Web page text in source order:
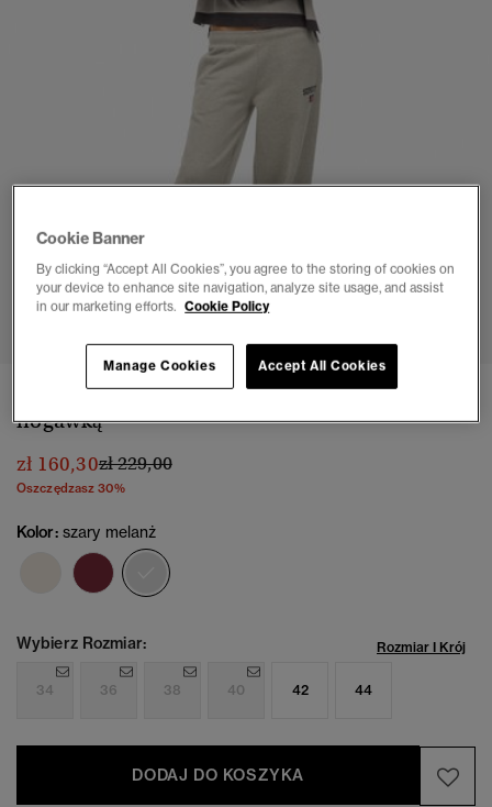
1 2 3
Spodnie dresowe Athletic Essentials z szeroką
nogawką
zł 160,30Cena obniżona od
zł 229,00do
Oszczędzasz 30%
Kolor: szary melanż
Wybierz Rozmiar: Rozmiar I Krój
34 36 38 40 42 44
DODAJ DO KOSZYKA
Cookie Banner
By clicking “Accept All Cookies”, you agree to the storing of cookies on
your device to enhance site navigation, analyze site usage, and assist
in our marketing efforts. Cookie Policy
Accept All Cookies
Manage Cookies